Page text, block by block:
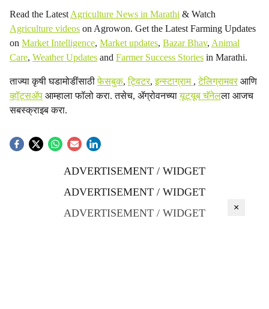
Read the Latest Agriculture News in Marathi & Watch
Agriculture videos on Agrowon. Get the Latest Farming Updates
on Market Intelligence, Market updates, Bazar Bhav, Animal
Care, Weather Updates and Farmer Success Stories in Marathi.
ताज्या कृषी घडामोडींसाठीफेसबुक,ट्विटर,इन्स्टाग्राम ,टेलिग्रामवरआणि
व्हॉट्सॲप आम्हाला फॉलो करा. तसेच, ॲग्रोवनच्यायूट्यूब चॅनेलला आजच
सबस्क्राइब करा.
ADVERTISEMENT / WIDGET
ADVERTISEMENT / WIDGET
ADVERTISEMENT / WIDGET
×